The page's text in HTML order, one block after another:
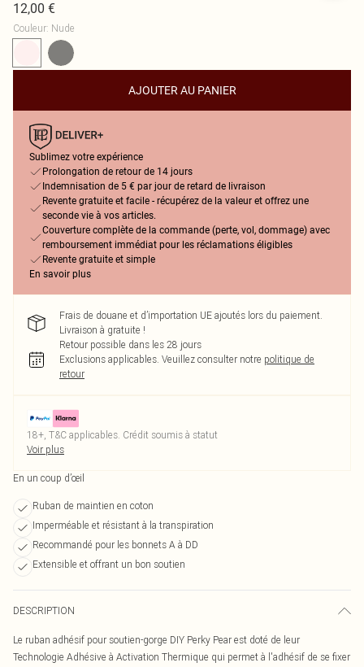
12,00 €
Couleur: Nude
AJOUTER AU PANIER
Sublimez votre expérience
Prolongation de retour de 14 jours
Indemnisation de 5 € par jour de retard de livraison
Revente gratuite et facile - récupérez de la valeur et offrez une
seconde vie à vos articles.
Couverture complète de la commande (perte, vol, dommage) avec
remboursement immédiat pour les réclamations éligibles
Revente gratuite et simple
En savoir plus
Frais de douane et d’importation UE ajoutés lors du paiement.
Livraison à gratuite !
Retour possible dans les 28 jours
Exclusions applicables. Veuillez consulter notre politique de
retour
18+, T&C applicables. Crédit soumis à statut
Voir plus
En un coup d’œil
Ruban de maintien en coton
Imperméable et résistant à la transpiration
Recommandé pour les bonnets A à DD
Extensible et offrant un bon soutien
DESCRIPTION
Le ruban adhésif pour soutien-gorge DIY Perky Pear est doté de leur
Technologie Adhésive à Activation Thermique qui permet à l'adhésif de se fixer